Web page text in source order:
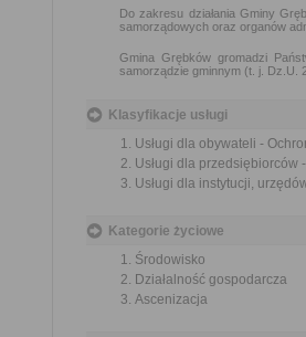
Do zakresu działania Gminy
samorządowych oraz organów
Gmina Grębków gromadzi
samorządzie gminnym (t. j. Dz.U.
Klasyfikacje usługi
Usługi dla obywateli -
Usługi dla
Usługi dla instytucji,
Kategorie życiowe
Środowisko
Działalność gospodarcza
Ascenizacja